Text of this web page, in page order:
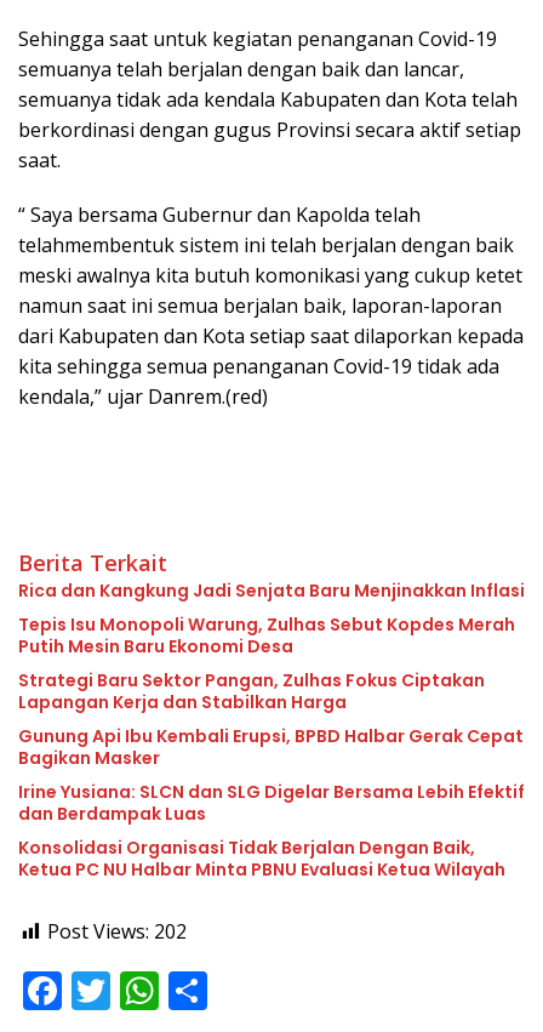
Sehingga saat untuk kegiatan penanganan Covid-19
semuanya telah berjalan dengan baik dan lancar,
semuanya tidak ada kendala Kabupaten dan Kota telah
berkordinasi dengan gugus Provinsi secara aktif setiap
saat.
“ Saya bersama Gubernur dan Kapolda telah
telahmembentuk sistem ini telah berjalan dengan baik
meski awalnya kita butuh komonikasi yang cukup ketet
namun saat ini semua berjalan baik, laporan-laporan
dari Kabupaten dan Kota setiap saat dilaporkan kepada
kita sehingga semua penanganan Covid-19 tidak ada
kendala,” ujar Danrem.(red)
Berita Terkait
Rica dan Kangkung Jadi Senjata Baru Menjinakkan Inflasi
Tepis Isu Monopoli Warung, Zulhas Sebut Kopdes Merah
Putih Mesin Baru Ekonomi Desa
Strategi Baru Sektor Pangan, Zulhas Fokus Ciptakan
Lapangan Kerja dan Stabilkan Harga
Gunung Api Ibu Kembali Erupsi, BPBD Halbar Gerak Cepat
Bagikan Masker
Irine Yusiana: SLCN dan SLG Digelar Bersama Lebih Efektif
dan Berdampak Luas
Konsolidasi Organisasi Tidak Berjalan Dengan Baik,
Ketua PC NU Halbar Minta PBNU Evaluasi Ketua Wilayah
Post Views: 202
F T W